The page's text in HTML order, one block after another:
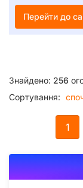
Перейти до
Сортування:
Знайдено: 256
1